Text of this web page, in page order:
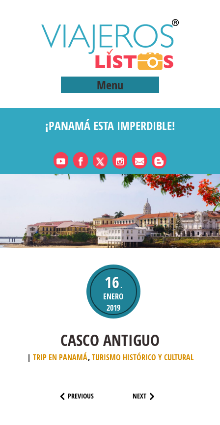
Menu
¡PANAMÁ ESTA IMPERDIBLE!
16.
ENERO
2019
CASCO ANTIGUO
TRIP EN PANAMÁ,TURISMO HISTÓRICO Y CULTURAL
PREVIOUS NEXT